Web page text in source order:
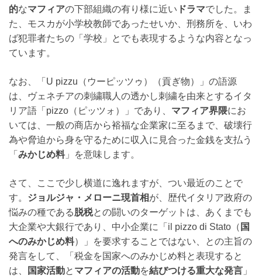
的なマフィアの下部組織の有り様に近い ドラマでした。ま
た、モスカが小学校教師であったせいか、刑務所を、いわ
ば犯罪者たちの「学校」とでも表現するような内容となっ
ています。
なお、「U pizzu（ウーピッツゥ）（貢ぎ物）」の語源
は、ヴェネチアの刺繍職人の透かし刺繍を由来とするイタ
リア語「pizzo（ピッツォ）」であり、 マフィア界隈にお
いては、一般の商店から裕福な企業家に至るまで、破壊行
為や脅迫から身を守るために収入に見合った金銭を支払う
「 みかじめ料」を意味します。
さて、ここで少し横道に逸れますが、つい最近のことで
す。 ジョルジャ・メローニ現首相が、歴代イタリア政府の
悩みの種である脱税との闘いのターゲットは、あくまでも
大企業や大銀行であり、中小企業に「il pizzo di Stato（ 国
へのみかじめ料）」を要求することではない、との主旨の
発言をして、「税金を国家へのみかじめ料と表現すると
は、
国家活動と マフィアの活動を結びつける重大な発言 」